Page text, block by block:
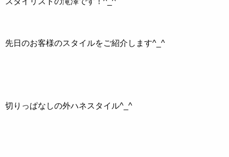
先日のお客様のスタイルをご紹介します^_^
切りっぱなしの外ハネスタイル^_^